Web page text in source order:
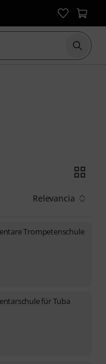
Relevancia
Trompetenschule
für Tuba